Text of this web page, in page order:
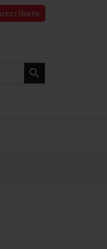
Search Button